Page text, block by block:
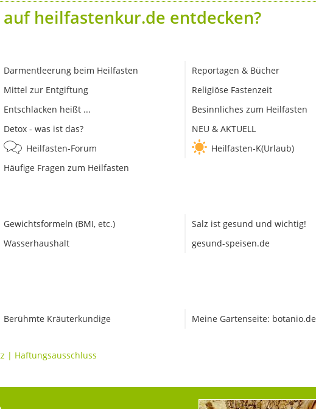
heilfastenkur.de entdecken?
Darmentleerung beim Heilfasten
Mittel zur Entgiftung
Entschlacken heißt ...
Detox - was ist das?
Heilfasten-Forum
Häufige Fragen zum Heilfasten
Reportagen & Bücher
Religiöse Fastenzeit
Besinnliches zum Heilfasten
NEU & AKTUELL
Heilfasten-K(Urlaub)
Gewichtsformeln (BMI, etc.)
Wasserhaushalt
Salz ist gesund und wichtig!
gesund-speisen.de
Berühmte Kräuterkundige Meine Gartenseite: botanio.de
| Haftungsausschluss